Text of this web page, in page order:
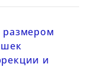
размером
и